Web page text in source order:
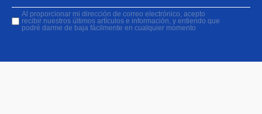
Al proporcionar mi dirección de correo electrónico, acepto
recibir nuestros últimos artículos e información, y entiendo que
podré darme de baja fácilmente en cualquier momento